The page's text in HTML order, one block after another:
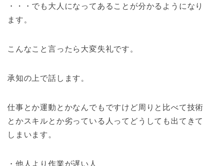
・・・でも大人になってあることが分かるようになり
ます。
こんなこと言ったら大変失礼です。
承知の上で話します。
仕事とか運動とかなんでもですけど周りと比べて技術
とかスキルとか劣っている人ってどうしても出てきて
しまいます。
・他人より作業が遅い人